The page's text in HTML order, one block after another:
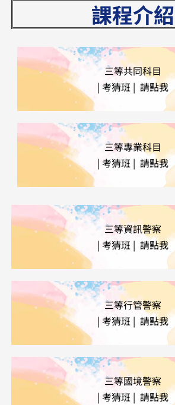
課程介紹
三等共同科目
| 考猜班 | 請點我
三等專業科目
| 考猜班 | 請點我
三等資訊警察
| 考猜班 | 請點我
三等行管警察
| 考猜班 | 請點我
三等國境警察
| 考猜班 | 請點我